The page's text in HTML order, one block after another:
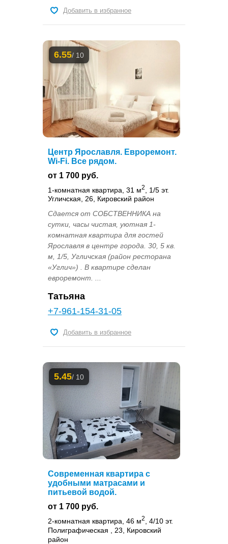
Добавить в избранное
6.55/ 10
Центр Ярославля. Евроремонт.
Wi-Fi. Все рядом.
от 1 700 руб.
1-комнатная квартира, 31 м2
, 1/5 эт.
Угличская, 26, Кировский район
Сдается от СОБСТВЕННИКА на
сутки, часы чистая, уютная 1-
комнатная квартира для гостей
Ярославля в центре города. 30, 5 кв.
м, 1/5, Угличская (район ресторана
«Углич») . В квартире сделан
евроремонт. ...
Татьяна
+7-961-154-31-05
Добавить в избранное
5.45/ 10
Современная квартира с
удобными матрасами и
питьевой водой.
от 1 700 руб.
2-комнатная квартира, 46 м2
, 4/10 эт.
Полиграфическая , 23, Кировский
район